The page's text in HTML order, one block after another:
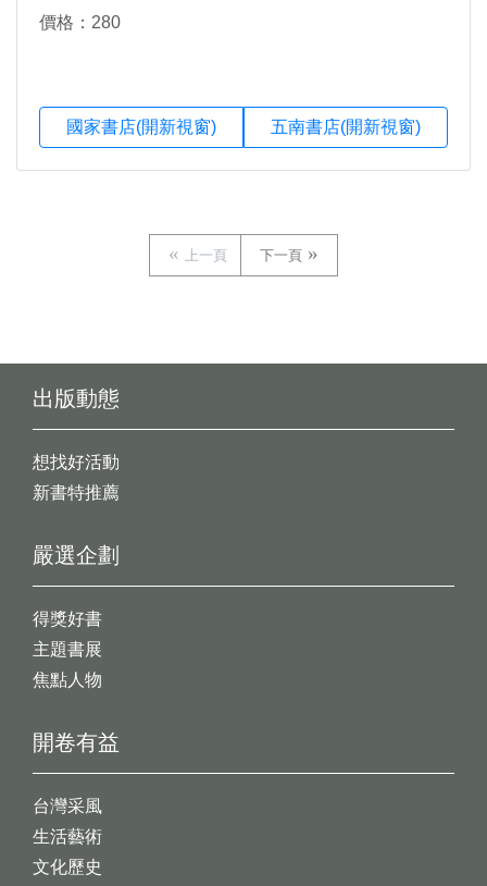
價格：280
國家書店(開新視窗) 五南書店(開新視窗)
上一頁 下一頁
出版動態
想找好活動
新書特推薦
開卷有益
台灣采風
生活藝術
文化歷史
嚴選企劃
得獎好書
主題書展
焦點人物